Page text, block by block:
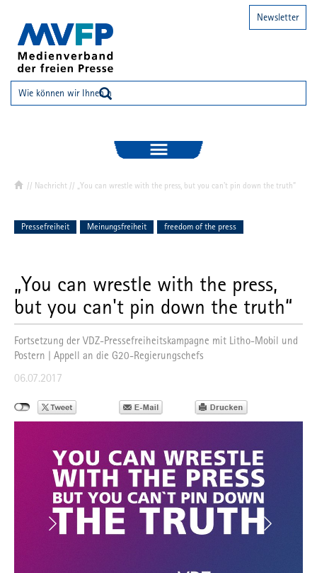
Newsletter
// Nachricht // „You can wrestle with the press, but you can't pin down the truth“
Pressefreiheit Meinungsfreiheit freedom of the press
„You can wrestle with the press,
but you can't pin down the truth“
Fortsetzung der VDZ-Pressefreiheitskampagne mit Litho-Mobil und
Postern | Appell an die G20-Regierungschefs
06.07.2017